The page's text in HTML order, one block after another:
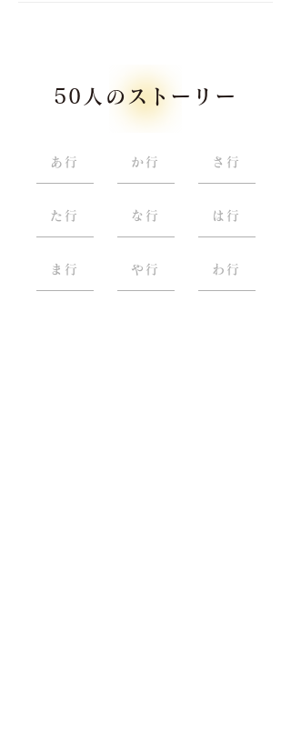
50人のストーリー
あ行
た行
ま行
か行
な行
や行
さ行
は行
わ行